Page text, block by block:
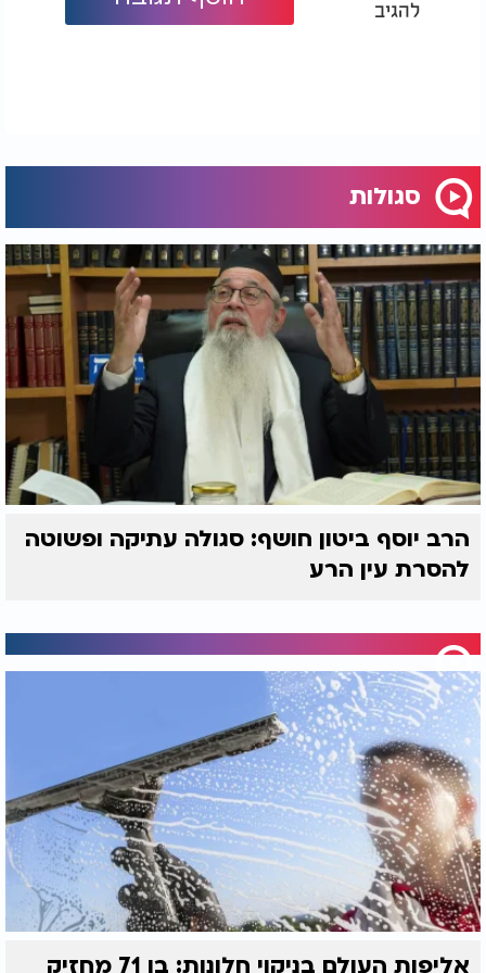
להגיב
סגולות
הרב יוסף ביטון חושף: סגולה עתיקה ופשוטה
להסרת עין הרע
אליפות העולם בניקוי חלונות: בן 71 מחזיק